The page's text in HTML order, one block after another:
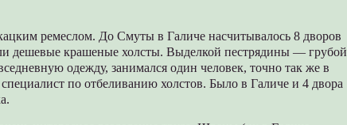
ремеслом. До Смуты в Галиче насчитывалось 8 дворов
дешевые крашеные холсты. Выделкой пестрядины — грубой
одежду, занимался один человек, точно так же в
по отбеливанию холстов. Было в Галиче и 4 двора